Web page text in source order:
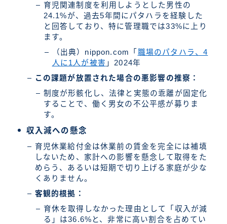
育児関連制度を利用しようとした男性の
24.1%が、過去5年間にパタハラを経験した
と回答しており、特に管理職では33%に上り
ます。
（出典）nippon.com「 職場のパタハラ、4
人に1人が被害 」2024年
この課題が放置された場合の悪影響の推察：
制度が形骸化し、法律と実態の乖離が固定化
することで、働く男女の不公平感が募りま
す。
収入減への懸念
育児休業給付金は休業前の賃金を完全には補填
しないため、家計への影響を懸念して取得をた
めらう、あるいは短期で切り上げる家庭が少な
くありません。
客観的根拠：
育休を取得しなかった理由として「収入が減
る」は36.6%と、非常に高い割合を占めてい